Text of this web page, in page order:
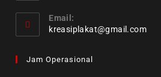
Email:
kreasiplakat@gmail.com
Jam Operasional